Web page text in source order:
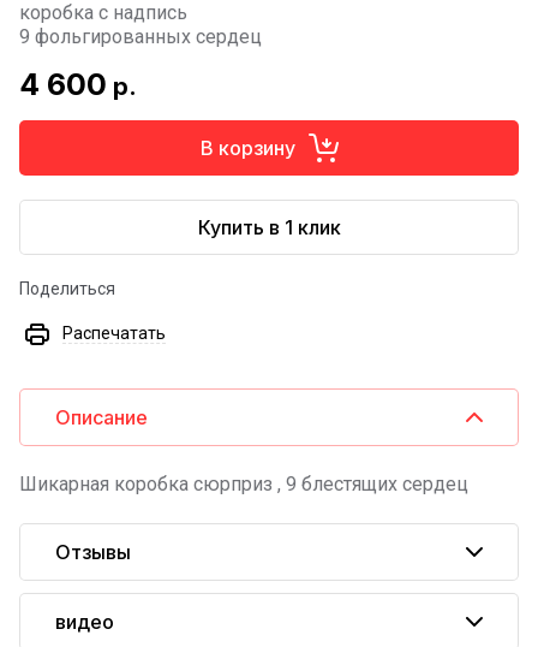
коробка с надпись
9 фольгированных сердец
4 600 р.
В корзину
Купить в 1 клик
Поделиться
Распечатать
Описание
Шикарная коробка сюрприз , 9 блестящих сердец
Отзывы
видео